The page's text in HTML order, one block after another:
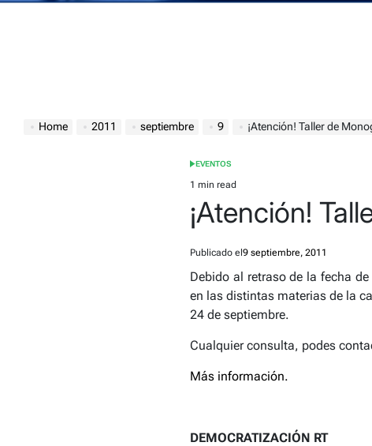
Home 2011 septiembre 9 ¡Atención! Taller de
POSTED
IN
EVENTOS
Estimated
read
time
1 min read
¡Atención!
Publicado el 9 septiembre, 2011
Debido al retraso de la fecha
en las distintas materias de la
24 de septiembre.
Cualquier consulta, podes
Más información.
DEMOCRATIZACIÓN RT